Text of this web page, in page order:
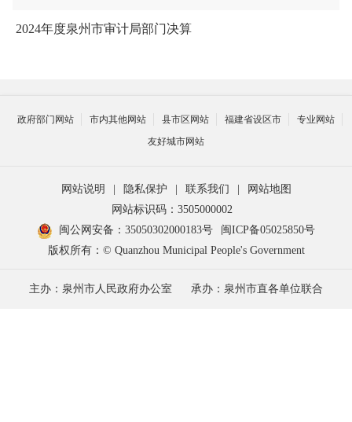
2024年度泉州市审计局部门决算
政府部门网站 市内其他网站 县市区网站 福建省设区市
专业网站
友好城市网站
网站说明 隐私保护 联系我们
网站地图
网站标识码：3505000002
闽公网安备：35050302000183号
闽ICP备05025850号
版权所有：© Quanzhou Municipal People's Government
主办：泉州市人民政府办公室 承办：泉州市直各单位联合